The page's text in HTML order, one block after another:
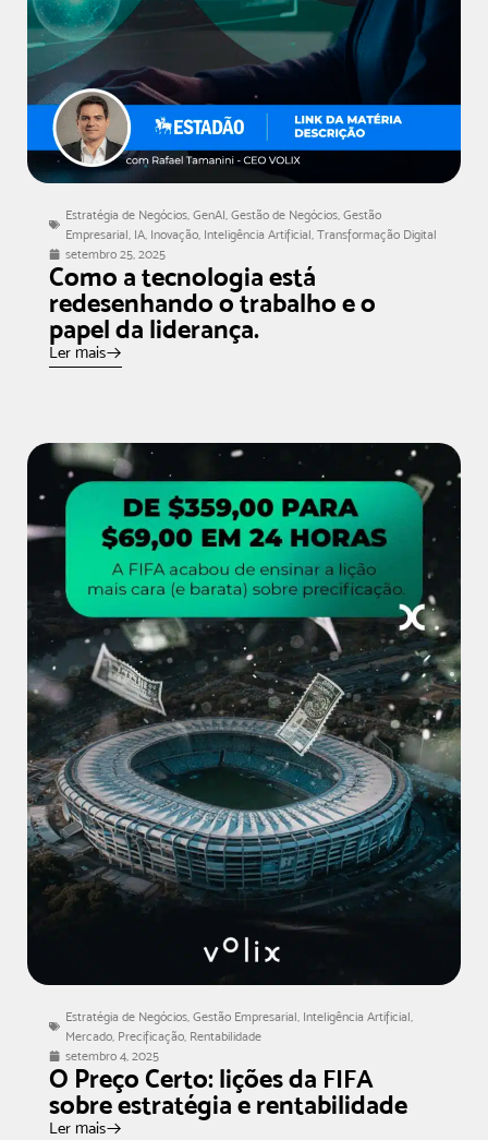
Estratégia de Negócios GenAI Gestão de Negócios Gestão
Empresarial IA Inovação Inteligência Artificial Transformação Digital
setembro 25, 2025
Como a tecnologia está
redesenhando o trabalho e o
papel da liderança.
Ler mais
Estratégia de Negócios, Gestão Empresarial, Inteligência Artificial,
Mercado, Precificação, Rentabilidade
setembro 4, 2025
O Preço Certo: lições da FIFA
sobre estratégia e rentabilidade
Ler mais